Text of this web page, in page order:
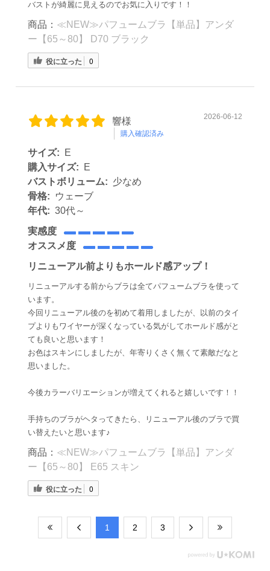
バストが綺麗に見えるのでお気に入りです！！
商品： ≪NEW≫パフュームブラ【単品】アンダ
ー【65～80】 D70 ブラック
役に立った 0
響様
購入確認済み
2026-06-12
サイズ:
E
購入サイズ:
E
バストボリューム: 少なめ
骨格:
ウェーブ
年代: 30代～
実感度
オススメ度
リニューアル前よりもホールド感アップ！
リニューアルする前からブラは全てパフュームブラを使って
います。
今回リニューアル後のを初めて着用しましたが、以前のタイ
プよりもワイヤーが深くなっている気がしてホールド感がと
ても良いと思います！
お色はスキンにしましたが、年寄りくさく無くて素敵だなと
思いました。
今後カラーバリエーションが増えてくれると嬉しいです！！
手持ちのブラがヘタってきたら、リニューアル後のブラで買
い替えたいと思います♪
商品： ≪NEW≫パフュームブラ【単品】アンダ
ー【65～80】 E65 スキン
役に立った 0
​1 ​2 ​3